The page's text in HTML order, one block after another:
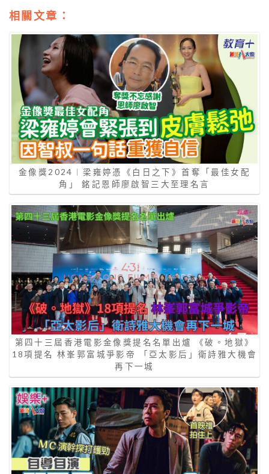
相關文章：
金像獎2024︱梁雍婷憑《白日之下》首奪「最佳女配
角」 銘記恩師廖啟智三大至理名言
第四十三屆香港電影金像獎提名名單出爐 《破。地獄》
18項提名 林峯郭富城爭影帝 「亞太影后」衛詩雅大機會
再下一城